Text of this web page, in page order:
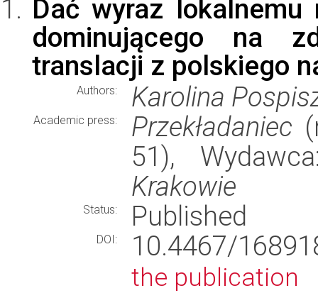
Dać wyraz lokalnemu
dominującego na
translacji z polskiego
Authors: Karolina
Academic press: Przekładaniec
51),
Krakowie
Status: Published
DOI: 10.4467/
the publication